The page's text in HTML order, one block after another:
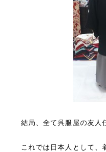
結局、全て呉服屋の友人
これでは日本人として、